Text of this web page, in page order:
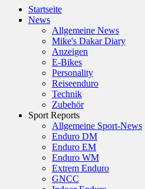
Startseite
News
Allgemeine News
Mike's Dakar Diary
Anzeigen
E-Bikes
Personality
Reiseenduro
Technik
Zubehör
Sport Reports
Allgemeine Sport-News
Enduro DM
Enduro EM
Enduro WM
Extrem Enduro
GNCC